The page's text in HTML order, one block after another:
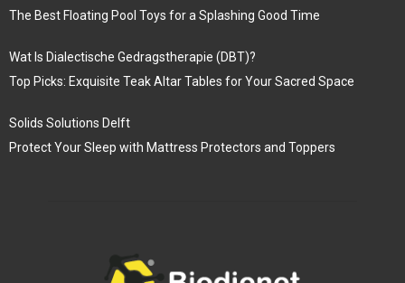
The Best Floating Pool Toys for a Splashing Good Time
Wat Is Dialectische Gedragstherapie (DBT)?
Top Picks: Exquisite Teak Altar Tables for Your Sacred Space
Solids Solutions Delft
Protect Your Sleep with Mattress Protectors and Toppers